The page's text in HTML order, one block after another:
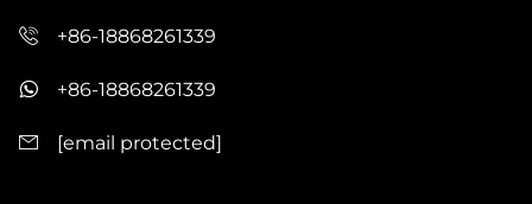
+86-18868261339
+86-18868261339
[email protected]